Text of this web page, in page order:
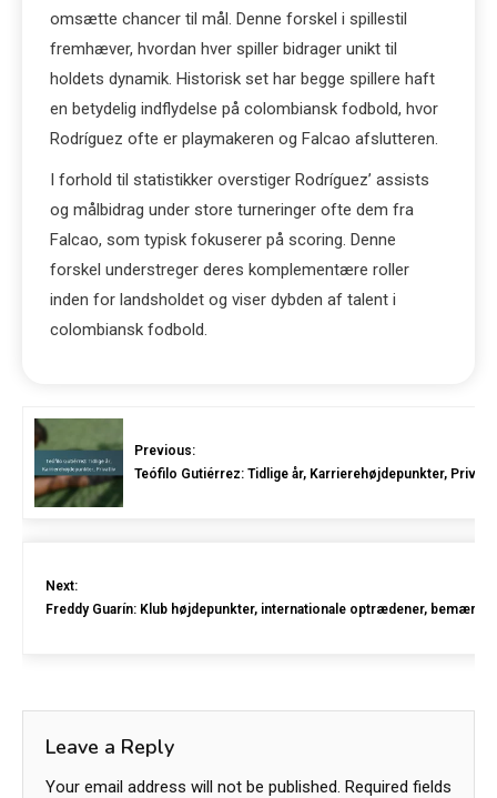
omsætte chancer til mål. Denne forskel i spillestil
fremhæver, hvordan hver spiller bidrager unikt til
holdets dynamik. Historisk set har begge spillere haft
en betydelig indflydelse på colombiansk fodbold, hvor
Rodríguez ofte er playmakeren og Falcao afslutteren.
I forhold til statistikker overstiger Rodríguez’ assists
og målbidrag under store turneringer ofte dem fra
Falcao, som typisk fokuserer på scoring. Denne
forskel understreger deres komplementære roller
inden for landsholdet og viser dybden af talent i
colombiansk fodbold.
Previous:
Teófilo Gutiérrez: Tidlige år, Karrierehøjdepunkter,
Next:
Freddy Guarín: Klub højdepunkter, internationale optrædener,
Leave a Reply
Your email address will not be published. Required fields